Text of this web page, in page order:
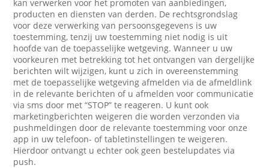
kan verwerken voor het promoten van aanbiedingen,
producten en diensten van derden. De rechtsgrondslag
voor deze verwerking van persoonsgegevens is uw
toestemming, tenzij uw toestemming niet nodig is uit
hoofde van de toepasselijke wetgeving. Wanneer u uw
voorkeuren met betrekking tot het ontvangen van dergelijke
berichten wilt wijzigen, kunt u zich in overeenstemming
met de toepasselijke wetgeving afmelden via de afmeldlink
in de relevante berichten of u afmelden voor communicatie
via sms door met “STOP” te reageren. U kunt ook
marketingberichten weigeren die worden verzonden via
pushmeldingen door de relevante toestemming voor onze
app in uw telefoon- of tabletinstellingen te weigeren.
Hierdoor ontvangt u echter ook geen bestelupdates via
push.